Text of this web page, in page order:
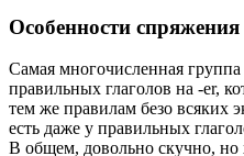
Особенности спряжения
Самая многочисленная
правильных глаголов на -er,
тем же правилам безо всяких
есть даже у правильных
В общем, довольно скучно, но